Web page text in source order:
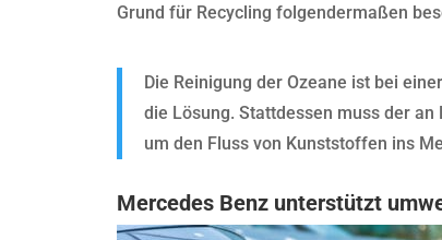
Grund für Recycling folgendermaßen
Die Reinigung der Ozeane ist bei
die Lösung. Stattdessen muss der
um den Fluss von Kunststoffen ins
Mercedes Benz unterstützt